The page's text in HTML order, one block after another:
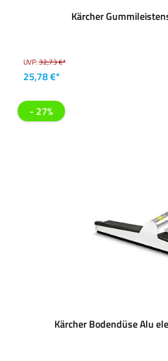
Kärcher
UVP:32,73 €*
25,78 €*
- 27%
Kärcher Bodendüse Alu